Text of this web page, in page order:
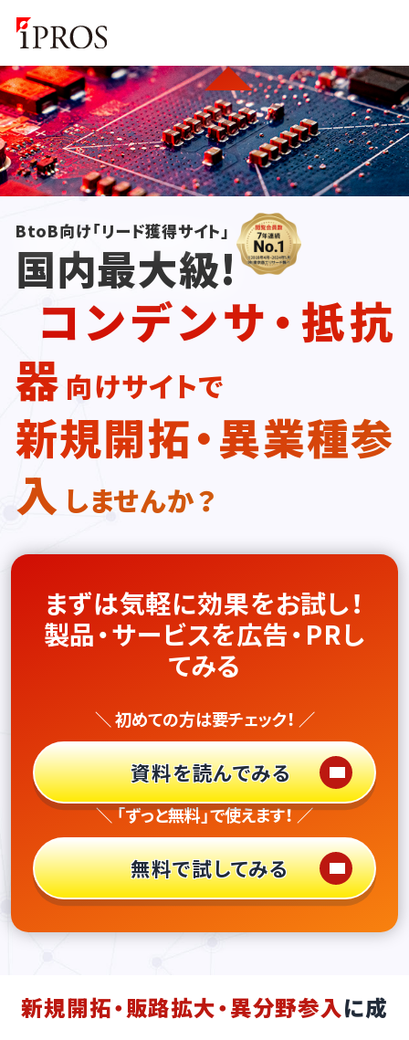
BtoB向け「リード獲得サイト」
国内最大級!
コンデンサ・抵抗
器 向けサイトで
新規開拓・異業種参
入 しませんか？
まずは気軽に効果をお試し！
製品・サービスを広告・PRし
てみる
＼ 初めての方は要チェック！ ／
資料を読んでみる
＼ 「ずっと無料」で使えます！ ／
無料で試してみる
新規開拓・販路拡大・異分野参入に成